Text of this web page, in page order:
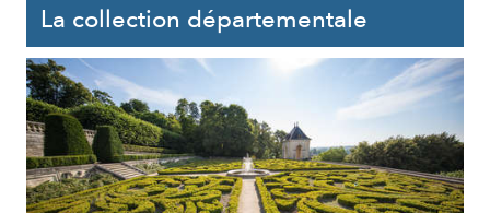
La collection départementale